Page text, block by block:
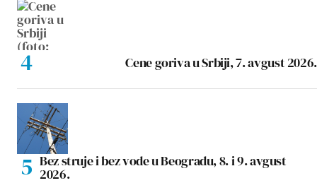
Cene goriva u Srbiji, 7. avgust 2026.
Bez struje i bez vode u Beogradu, 8. i 9. avgust
2026.